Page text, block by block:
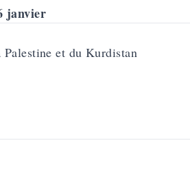
janvier
et du Kurdistan